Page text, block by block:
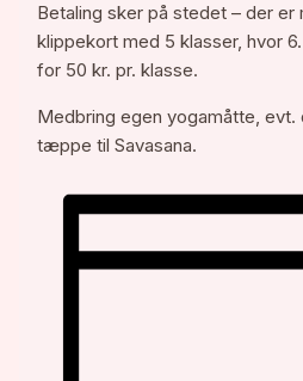
Betaling sker på stedet – der
klippekort med 5 klasser, hvor
for 50 kr. pr. klasse.
Medbring egen yogamåtte, evt.
tæppe til Savasana.